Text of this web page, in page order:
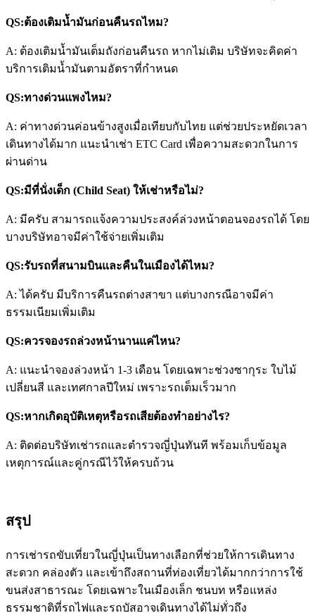
QS:ต้องเติมน้ำมันก่อนคืนรถไหม?
A: ต้องเติมน้ำมันเต็มถังก่อนคืนรถ หากไม่เติม บริษัทจะคิดค่า
บริการเติมน้ำมันตามอัตราที่กำหนด
QS:ทางด่วนแพงไหม?
A: ค่าทางด่วนค่อนข้างสูงเมื่อเทียบกับไทย แต่ช่วยประหยัดเวลา
เดินทางได้มาก แนะนำเช่า ETC Card เพื่อความสะดวกในการ
ผ่านด่าน
QS:มีที่นั่งเด็ก (Child Seat) ให้เช่าหรือไม่?
A: มีครับ สามารถแจ้งความประสงค์ล่วงหน้าตอนจองรถได้ โดย
บางบริษัทอาจมีค่าใช้จ่ายเพิ่มเติม
QS:รับรถที่สนามบินและคืนในเมืองได้ไหม?
A: ได้ครับ มีบริการคืนรถต่างสาขา แต่บางกรณีอาจมีค่า
ธรรมเนียมเพิ่มเติม
QS:ควรจองรถล่วงหน้านานแค่ไหน?
A: แนะนำจองล่วงหน้า 1-3 เดือน โดยเฉพาะช่วงซากุระ ใบไม้
เปลี่ยนสี และเทศกาลปีใหม่ เพราะรถเต็มเร็วมาก
QS:หากเกิดอุบัติเหตุหรือรถเสียต้องทำอย่างไร?
A: ติดต่อบริษัทเช่ารถและตำรวจญี่ปุ่นทันที พร้อมเก็บข้อมูล
เหตุการณ์และคู่กรณีไว้ให้ครบถ้วน
สรุป
การเช่ารถขับเที่ยวในญี่ปุ่นเป็นทางเลือกที่ช่วยให้การเดินทาง
สะดวก คล่องตัว และเข้าถึงสถานที่ท่องเที่ยวได้มากกว่าการใช้
ขนส่งสาธารณะ โดยเฉพาะในเมืองเล็ก ชนบท หรือแหล่ง
ธรรมชาติที่รถไฟและรถบัสอาจเดินทางได้ไม่ทั่วถึง